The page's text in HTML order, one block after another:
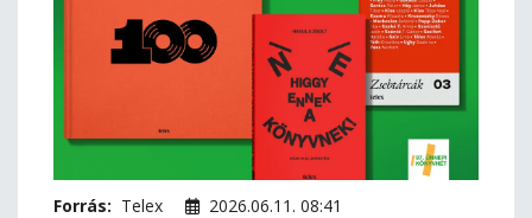
Forrás: Telex 2026.06.11. 08:41